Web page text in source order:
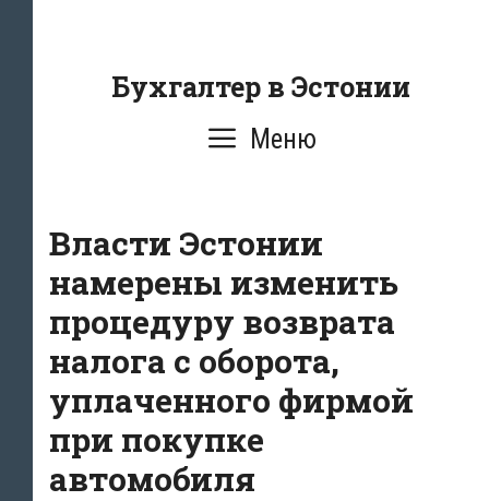
содержаниюБухгалтер в Эстонии
Меню
Власти Эстонии
намерены изменить
процедуру возврата
налога с оборота,
уплаченного фирмой
при покупке
автомобиля